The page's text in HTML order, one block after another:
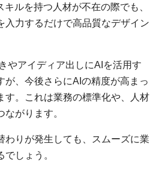
ルを持つ人材が不在の際でも、
入力するだけで高品質なデザイン
やアイディア出しにAIを活用す
が、今後さらにAIの精度が高まっ
す。これは業務の標準化や、人材
がります。
わりが発生しても、スムーズに業
しょう。